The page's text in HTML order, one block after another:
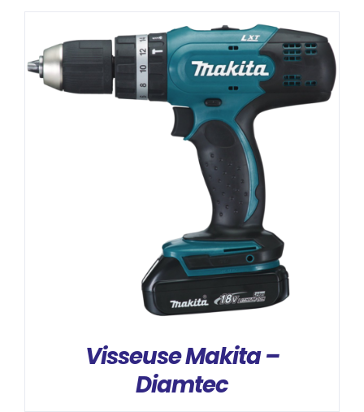
DÉTAILS
Visseuse Makita –
Diamtec